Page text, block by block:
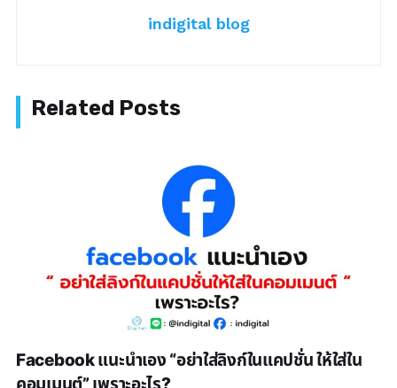
indigital blog
Facebook แนะนำเอง “อย่าใส่ลิงก์ในแคปชั่น ให้ใส่ใน